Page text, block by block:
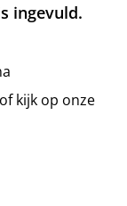
ingevuld.
kijk op onze